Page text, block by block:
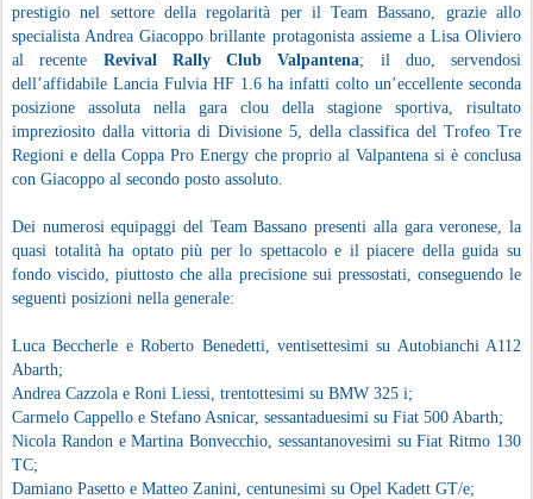
prestigio nel settore della regolarità per il Team Bassano, grazie allo
specialista Andrea Giacoppo brillante protagonista assieme a Lisa Oliviero
al recente Revival Rally Club Valpantena; il duo, servendosi
dell’affidabile Lancia Fulvia HF 1.6 ha infatti colto un’eccellente seconda
posizione assoluta nella gara clou della stagione sportiva, risultato
impreziosito dalla vittoria di Divisione 5, della classifica del Trofeo Tre
Regioni e della Coppa Pro Energy che proprio al Valpantena si è conclusa
con Giacoppo al secondo posto assoluto.
Dei numerosi equipaggi del Team Bassano presenti alla gara veronese, la
quasi totalità ha optato più per lo spettacolo e il piacere della guida su
fondo viscido, piuttosto che alla precisione sui pressostati, conseguendo le
seguenti posizioni nella generale:
Luca Beccherle e Roberto Benedetti, ventisettesimi su Autobianchi A112
Abarth;
Andrea Cazzola e Roni Liessi, trentottesimi su BMW 325 i;
Carmelo Cappello e Stefano Asnicar, sessantaduesimi su Fiat 500 Abarth;
Nicola Randon e Martina Bonvecchio, sessantanovesimi su Fiat Ritmo 130
TC;
Damiano Pasetto e Matteo Zanini, centunesimi su Opel Kadett GT/e;